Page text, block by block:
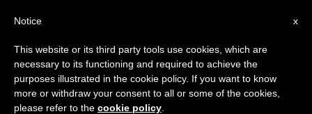
TAG
Posts Tagged ‘فقير’
x
Notice
This website or its third party tools use cookies, which are
necessary to its functioning and required to achieve the
purposes illustrated in the cookie policy. If you want to know
more or withdraw your consent to all or some of the cookies,
please refer to the cookie policy